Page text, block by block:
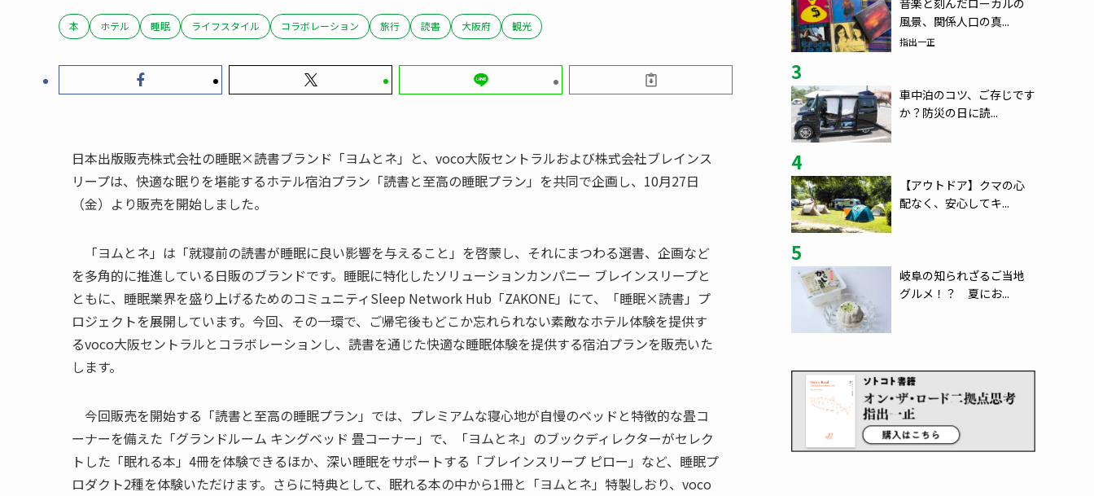
本 ホテル 睡眠 ライフスタイル コラボレーション 旅行 読書 大阪府 観光
日本出版販売株式会社の睡眠×読書ブランド「ヨムとネ」と、voco大阪セントラルおよび株式会社ブレインス
リープは、快適な眠りを堪能するホテル宿泊プラン「読書と至高の睡眠プラン」を共同で企画し、10月27日
（金）より販売を開始しました。
「ヨムとネ」は「就寝前の読書が睡眠に良い影響を与えること」を啓蒙し、それにまつわる選書、企画など
を多角的に推進している日販のブランドです。睡眠に特化したソリューションカンパニー ブレインスリープと
ともに、睡眠業界を盛り上げるためのコミュニティSleep Network Hub「ZAKONE」にて、「睡眠×読書」プ
ロジェクトを展開しています。今回、その一環で、ご帰宅後もどこか忘れられない素敵なホテル体験を提供す
るvoco大阪セントラルとコラボレーションし、読書を通じた快適な睡眠体験を提供する宿泊プランを販売いた
します。
今回販売を開始する「読書と至高の睡眠プラン」では、プレミアムな寝心地が自慢のベッドと特徴的な畳コ
ーナーを備えた「グランドルーム キングベッド 畳コーナー」で、「ヨムとネ」のブックディレクターがセレク
トした「眠れる本」4冊を体験できるほか、深い睡眠をサポートする「ブレインスリープ ピロー」など、睡眠プ
ロダクト2種を体験いただけます。さらに特典として、眠れる本の中から1冊と「ヨムとネ」特製しおり、voco
音楽と刻んだローカルの
風景、関係人口の真...
指出一正
3
車中泊のコツ、ご存じです
か？防災の日に読...
4
【アウトドア】クマの心
配なく、安心してキ...
5
岐阜の知られざるご当地
グルメ！？ 夏にお...